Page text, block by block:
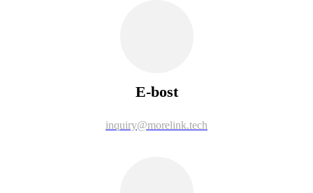
E-bost
inquiry@morelink.tech